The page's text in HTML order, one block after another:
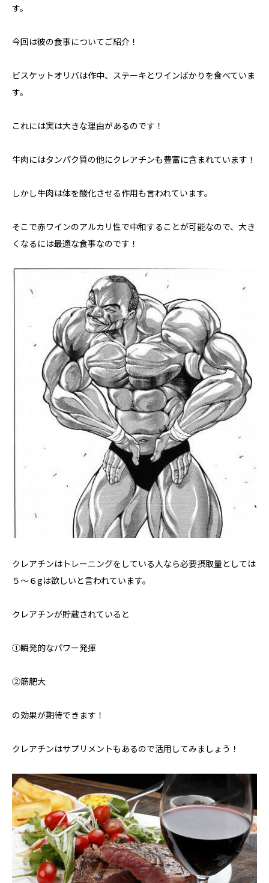
す。
今回は彼の食事についてご紹介！
ビスケットオリバは作中、ステーキとワインばかりを食べていま
す。
これには実は大きな理由があるのです！
牛肉にはタンパク質の他にクレアチンも豊富に含まれています！
しかし牛肉は体を酸化させる作用も言われています。
そこで赤ワインのアルカリ性で中和することが可能なので、大き
くなるには最適な食事なのです！
クレアチンはトレーニングをしている人なら必要摂取量としては
５～６gは欲しいと言われています。
クレアチンが貯蔵されていると
①瞬発的なパワー発揮
②筋肥大
の効果が期待できます！
クレアチンはサプリメントもあるので活用してみましょう！